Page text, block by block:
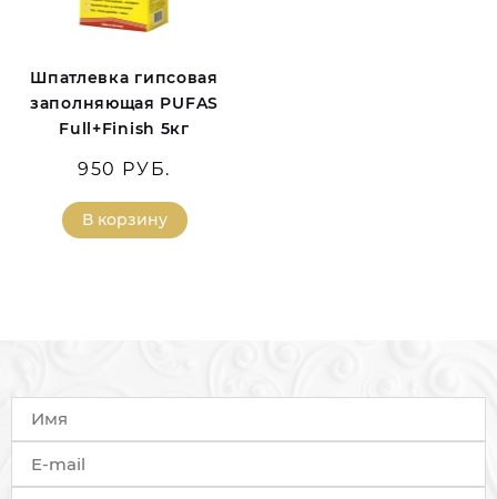
Шпатлевка гипсовая
заполняющая PUFAS
Full+Finish 5кг
950 РУБ.
В корзину